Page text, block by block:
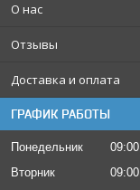
О нас
Отзывы
Доставка и оплата
ГРАФИК РАБОТЫ
Понедельник 09:00
Вторник
09:00